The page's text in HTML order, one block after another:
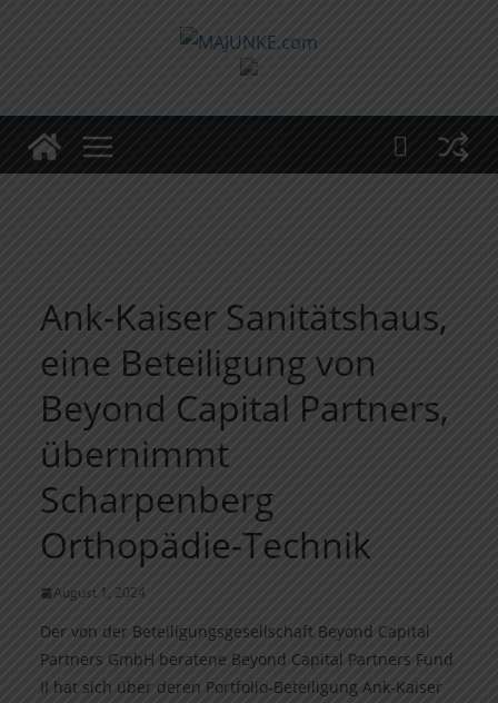
Ank-Kaiser Sanitätshaus,
eine Beteiligung von
Beyond Capital Partners,
übernimmt
Scharpenberg
Orthopädie-Technik
August 1, 2024
Der von der Beteiligungsgesellschaft Beyond Capital
Partners GmbH beratene Beyond Capital Partners Fund
II hat sich über deren Portfolio-Beteiligung Ank-Kaiser